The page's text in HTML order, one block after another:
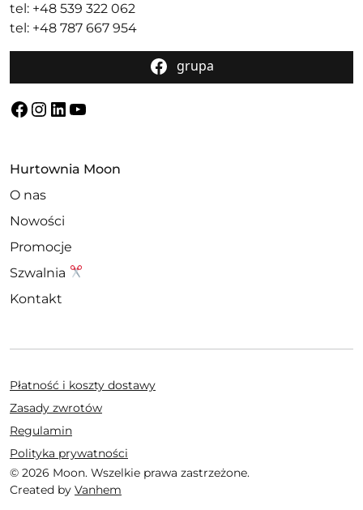
tel: +48 539 322 062
tel: +48 787 667 954
grupa
Facebook
Instagram
LinkedIn
YouTube
Hurtownia Moon
O nas
Nowości
Promocje
Szwalnia
Kontakt
© 2026 Moon. Wszelkie prawa zastrzeżone.
Created by Vanhem
Płatność i koszty dostawy
Zasady zwrotów
Regulamin
Polityka prywatności